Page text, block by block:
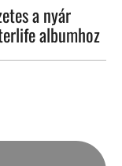
a nyár
albumhoz